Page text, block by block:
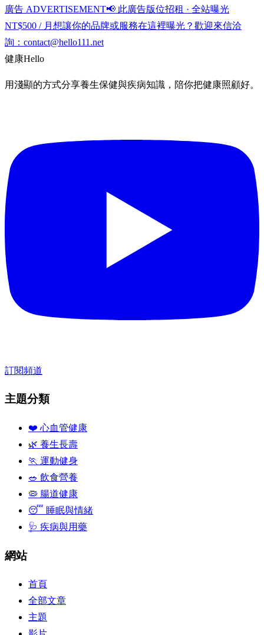
廣告 ADVERTISEMENT📢 此廣告版位招租 · 全站曝光
NT$500 / 月 想讓你的品牌或服務在這裡曝光？歡迎來信洽
詢： contact@hello111.net
健康Hello
用淺顯的方式分享養生保健與疾病知識，陪你把健康照顧好。
訂閱頻道
主題分類
❤️ 心血管健康
🌿 養生長壽
🏃 運動健身
🥗 飲食營養
🦠 腸道健康
😴 睡眠與情緒
🩺 疾病與用藥
網站
首頁
全部文章
主題